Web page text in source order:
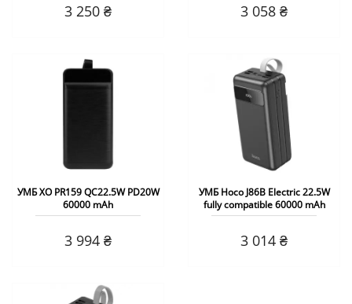
3 250 ₴ 3 058 ₴
УМБ XO PR159 QC22.5W PD20W
60000 mAh
3 994 ₴
УМБ Hoco J86B Electric 22.5W
fully compatible 60000 mAh
3 014 ₴